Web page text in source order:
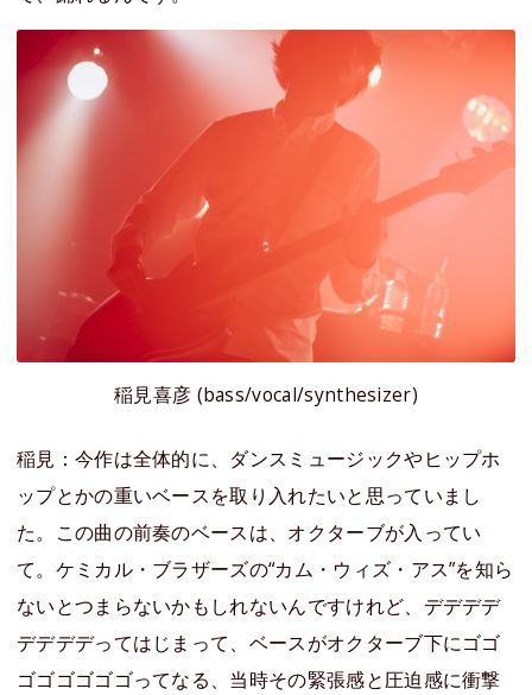
稲見喜彦 (bass/vocal/synthesizer)
稲見：今作は全体的に、ダンスミュージックやヒップホ
ップとかの重いベースを取り入れたいと思っていまし
た。この曲の前奏のベースは、オクターブが入ってい
て。ケミカル・ブラザーズの“カム・ウィズ・アス”を知ら
ないとつまらないかもしれないんですけれど、デデデデ
デデデデってはじまって、ベースがオクターブ下にゴゴ
ゴゴゴゴゴゴってなる、当時その緊張感と圧迫感に衝撃